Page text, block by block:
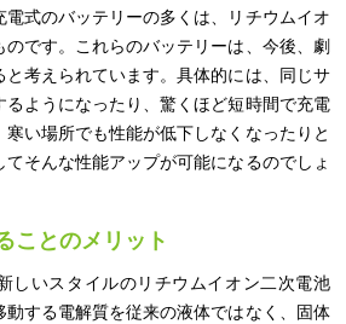
式のバッテリーの多くは、リチウムイオ
です。これらのバッテリーは、今後、劇
と考えられています。具体的には、同じサ
るようになったり、驚くほど短時間で充電
い場所でも性能が低下しなくなったりと
そんな性能アップが可能になるのでしょ
ことのメリット
しいスタイルのリチウムイオン二次電池
動する電解質を従来の液体ではなく、固体